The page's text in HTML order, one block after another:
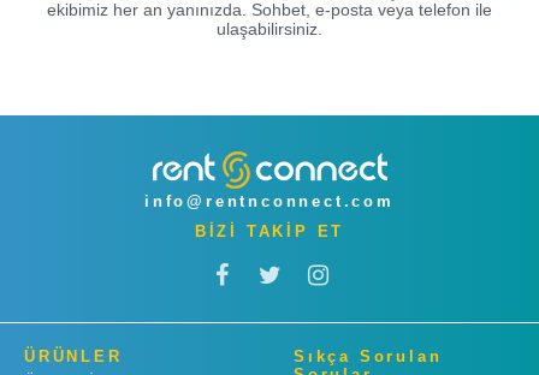
ekibimiz her an yanınızda. Sohbet, e-posta veya telefon ile
ulaşabilirsiniz.
info@rentnconnect.com
BİZİ TAKİP ET
ÜRÜNLER
Sıkça Sorulan